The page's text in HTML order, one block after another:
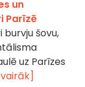
un
Parīzē
burvju šovu,
uz Parīzes